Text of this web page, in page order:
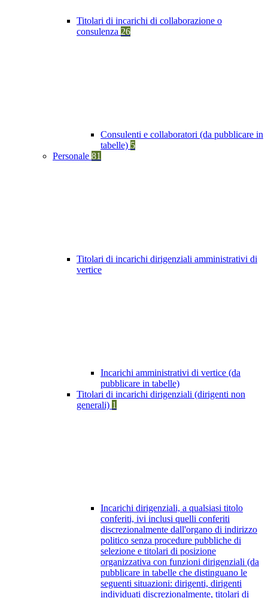
Titolari di incarichi di collaborazione o
consulenza 26
Consulenti e collaboratori (da pubblicare in
tabelle) 5
Personale 81
Titolari di incarichi dirigenziali amministrativi di
vertice
Incarichi amministrativi di vertice (da
pubblicare in tabelle)
Titolari di incarichi dirigenziali (dirigenti non
generali) 1
Incarichi dirigenziali, a qualsiasi titolo
conferiti, ivi inclusi quelli conferiti
discrezionalmente dall'organo di indirizzo
politico senza procedure pubbliche di
selezione e titolari di posizione
organizzativa con funzioni dirigenziali (da
pubblicare in tabelle che distinguano le
seguenti situazioni: dirigenti, dirigenti
individuati discrezionalmente, titolari di